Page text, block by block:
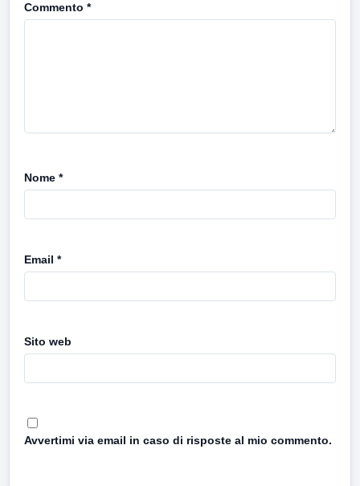
Commento *
Nome *
Email *
Sito web
Avvertimi via email in caso di risposte al mio commento.